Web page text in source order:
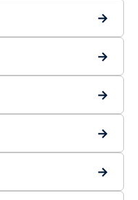
→
→
→
→
→